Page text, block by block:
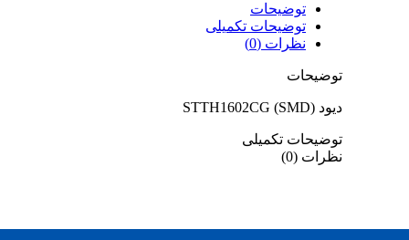
توضیحات
توضیحات تکمیلی
نظرات (0)
توضیحات
دیود STTH1602CG (SMD)
توضیحات تکمیلی
نظرات (0)